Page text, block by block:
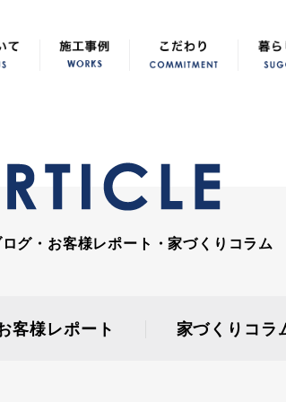
ログ・お客様レポート・家づくりコラム
客様レポート 家づくりコラ